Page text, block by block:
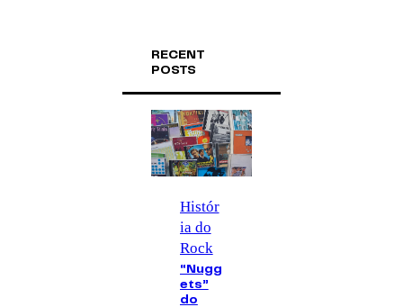
RECENT
POSTS
Histór
ia do
Rock
“Nugg
ets”
do